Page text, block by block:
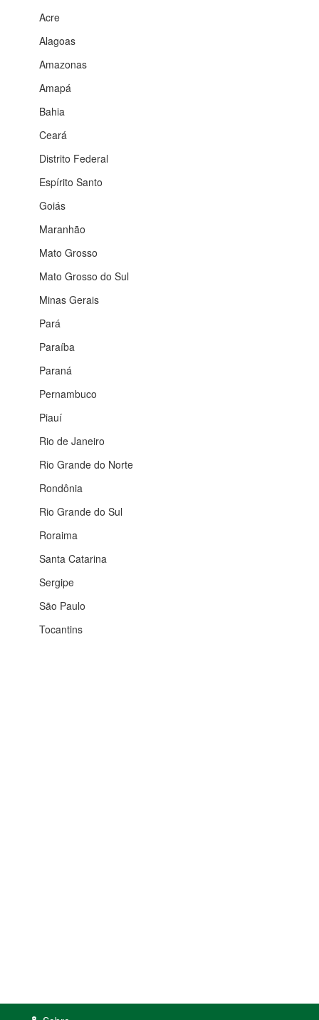
Acre
Alagoas
Amazonas
Amapá
Bahia
Ceará
Distrito Federal
Espírito Santo
Goiás
Maranhão
Mato Grosso
Mato Grosso do Sul
Minas Gerais
Pará
Paraíba
Paraná
Pernambuco
Piauí
Rio de Janeiro
Rio Grande do Norte
Rondônia
Rio Grande do Sul
Roraima
Santa Catarina
Sergipe
São Paulo
Tocantins